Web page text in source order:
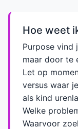
Hoe weet
Purpose vind
maar door te
Let op
versus waar
als kind
Welke
Waarvoor